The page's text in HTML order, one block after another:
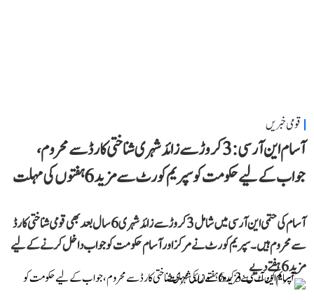
قومی خبریں
آسام این آر سی: 3 کروڑ سے زائد شہری شناختی کارڈ سے محروم،
جواب کے لیے حکومت کو سپریم کورٹ سے مزید 6 ہفتوں کی مہلت
آسام کی حتمی این آر سی میں شامل 3 کروڑ سے زائد شہری 6 سال بعد بھی قومی شناختی کارڈ
سے محروم ہیں۔ سپریم کورٹ نے مرکز اور آسام حکومت کو جواب داخل کرنے کے لیے
مزید 6 ہفتے دیے